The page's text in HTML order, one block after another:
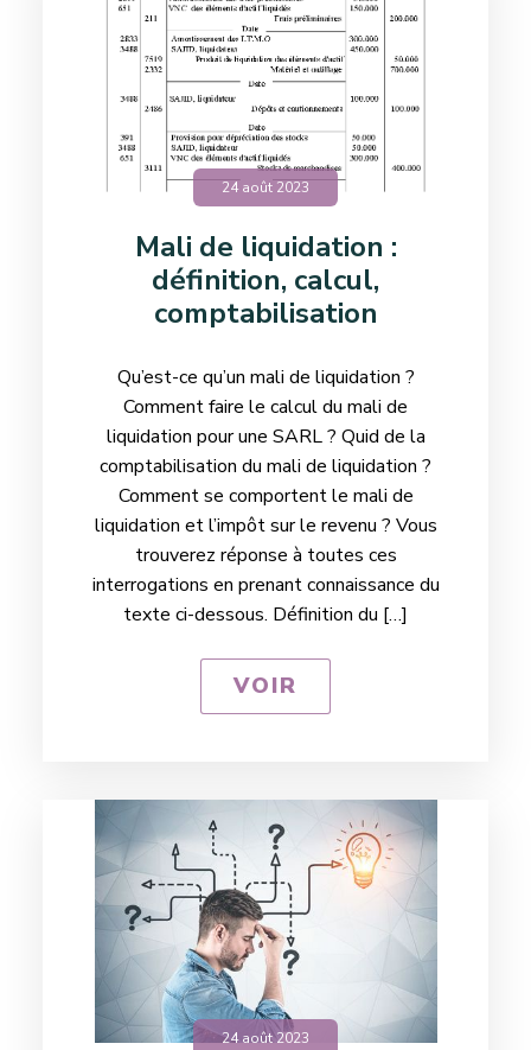
24 août 2023
Mali de liquidation :
définition, calcul,
comptabilisation
Qu’est-ce qu’un mali de liquidation ?
Comment faire le calcul du mali de
liquidation pour une SARL ? Quid de la
comptabilisation du mali de liquidation ?
Comment se comportent le mali de
liquidation et l’impôt sur le revenu ? Vous
trouverez réponse à toutes ces
interrogations en prenant connaissance du
texte ci-dessous. Définition du […]
VOIR
24 août 2023